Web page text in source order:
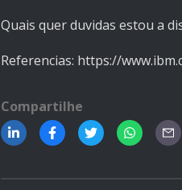
Quais quer duvidas estou a
Referencias: https://
Compartilhe